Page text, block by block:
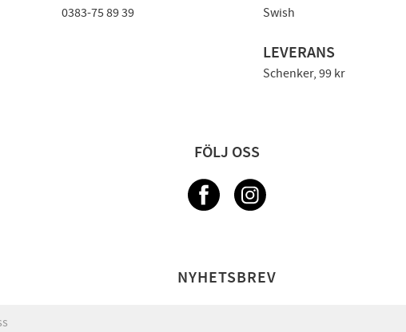
0383-75 89 39
Swish
LEVERANS
Schenker, 99 kr
FÖLJ OSS
NYHETSBREV